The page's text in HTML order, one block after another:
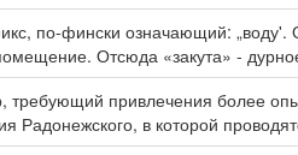
по-фински означающий:
Отсюда «закута» -
требующий привлечения более
Радонежского, в которой